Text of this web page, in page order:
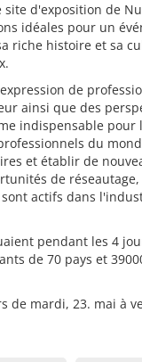
site d'exposition de
idéales pour un
riche histoire et sa
de
ainsi que des
indispensable pour
du
et établir de
de
actifs dans
pendant les 4
de 70 pays et
de mardi, 23. mai à